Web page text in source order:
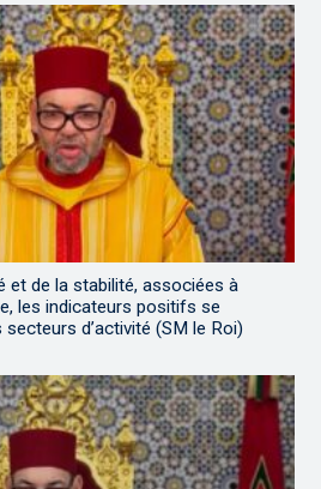
et de la stabilité, associées à
les indicateurs positifs se
d’activité (SM le Roi)